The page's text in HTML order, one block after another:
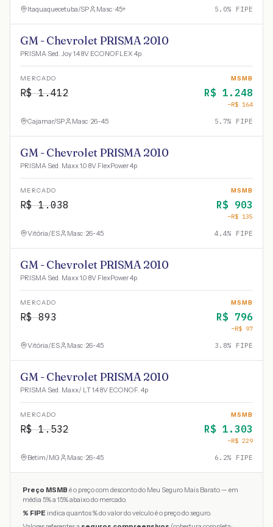
Itaquaquecetuba/SP Masc · 45+ 5.0% FIPE
GM - Chevrolet PRISMA 2010
PRISMA Sed. Joy 1.4 8V ECONOFLEX 4p
MERCADO
R$1.412
MSMB
R$ 1.248
−R$ 164
Cajamar/SP Masc · 26-45 5.7% FIPE
GM - Chevrolet PRISMA 2010
PRISMA Sed. Maxx 1.0 8V FlexPower 4p
MERCADO
R$1.038
MSMB
R$ 903
−R$ 135
Vitória/ES Masc · 26-45 4.4% FIPE
GM - Chevrolet PRISMA 2010
PRISMA Sed. Maxx 1.0 8V FlexPower 4p
MERCADO
R$893
MSMB
R$ 796
−R$ 97
Vitória/ES Masc · 26-45 3.8% FIPE
GM - Chevrolet PRISMA 2010
PRISMA Sed. Maxx/ LT 1.4 8V ECONOF. 4p
MERCADO
R$1.532
MSMB
R$ 1.303
−R$ 229
Betim/MG Masc · 26-45 6.2% FIPE
Preço MSMB é o preço com desconto do Meu Seguro Mais Barato — em
média 5% a 15% abaixo do mercado.
% FIPE indica quantos % do valor do veículo é o preço do seguro.